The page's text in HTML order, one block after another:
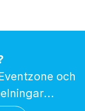
och